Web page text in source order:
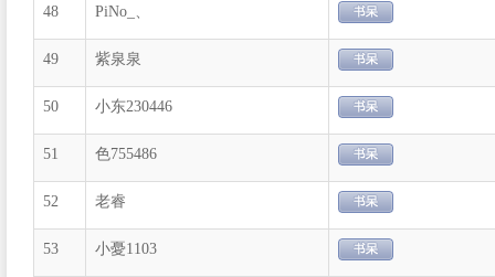
48 PiNo_、
49 紫泉泉
50 小东230446
51 色755486
52 老睿
53 小憂1103